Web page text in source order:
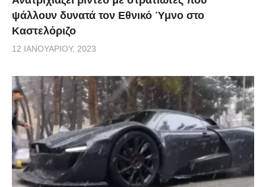
υπάρχει κατάσχεση από το κράτος για οποιοδήποτε
εισόδημα αποκτά, υπάρχουν κάποιες ξένες εταιρείες
με τις οποίες είχε συνεργαστεί κατά το παρελθόν και
έχω κάνει από το μηδέν δυο τρεις δουλειές», ανέφερε
χαρακτηριστικά.
ψάλλουν δυνατά τον Εθνικό Ύμνο στο
Καστελόριζο
12 ΙΑΝΟΥΑΡΊΟΥ, 2023